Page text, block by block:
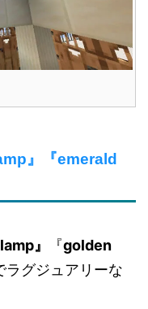
』『emerald
』 『golden
ラグジュアリーな